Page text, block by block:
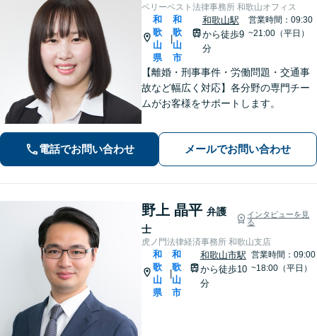
ベリーベスト法律事務所 和歌山オフィス
和
歌
山
県
和
歌
山
市
和歌山駅
から徒歩9
分
営業時間：09:30
~21:00（平日）
【離婚・刑事事件・労働問題・交通事
故など幅広く対応】各分野の専門チー
ムがお客様をサポートします。
電話でお問い合わせ メールでお問い合わせ
野上 晶平 弁護
士
インタビューを見
る
虎ノ門法律経済事務所 和歌山支店
和
歌
山
県
和
歌
山
市
和歌山市駅
から徒歩10
分
営業時間：09:00
~18:00（平日）